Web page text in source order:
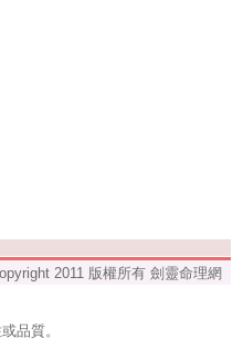
2011 版權所有 劍靈命理網
品質。